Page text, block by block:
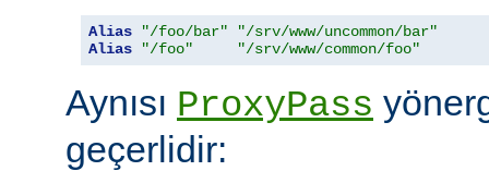
Alias "/foo/bar"
"/srv/www/uncommon/bar"
Alias
"/foo" "/srv/www/common/foo"
Aynısı ProxyPass
geçerlidir: